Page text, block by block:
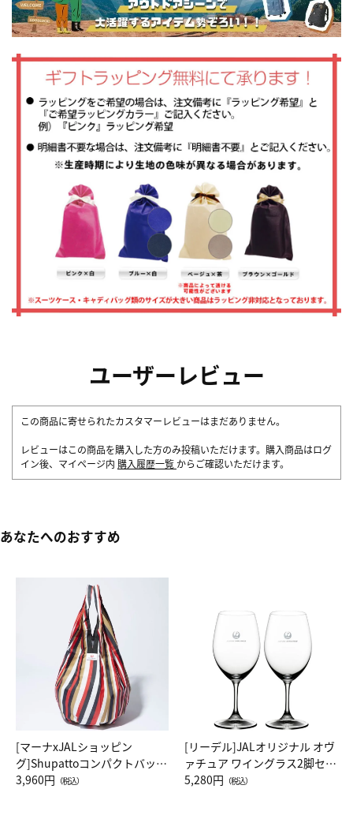
ユーザーレビュー
この商品に寄せられたカスタマーレビューはまだありません。
レビューはこの商品を購入した方のみ投稿いただけます。購入商品はログ
イン後、マイページ内 購入履歴一覧 からご確認いただけます。
あなたへのおすすめ
[マーナxJALショッピン
グ]Shupattoコンパクトバッグ
Drop JAL客室乗務員（LC）ス
3,960円 （税込）
[リーデル]JALオリジナル オヴ
ァチュア ワイングラス2脚セッ
ト（レッドワイン）
5,280円 （税込）